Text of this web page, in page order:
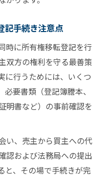
記手続き注意点
時に所有権移転登記を行
双方の権利を守る最善策
に行うためには、いくつ
要書類（登記簿謄本、
明書など）の事前確認を
い、売主から買主への代
認および法務局への提出
と、その場で手続きが完